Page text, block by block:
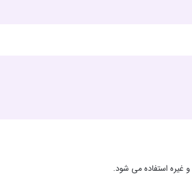
غیره استفاده می شود.